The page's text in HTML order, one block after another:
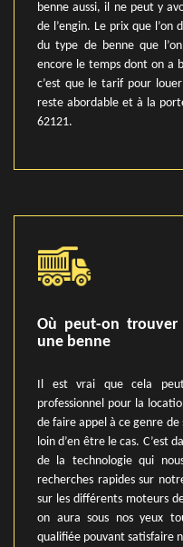
benne aussi, il ne peut y
de l’engin. Le prix que l’on
du type de benne que
encore le temps dont on a
c’est que le tarif pour
reste abordable et à la
62121.
Où peut-on
une benne
Il est vrai que cela
professionnel pour la
de faire appel à ce genre de
loin d’en être le cas. C’est
de la technologie qui
recherches rapides sur
sur les différents moteurs
on aura sous nos yeux
qualifiée pouvant satisfaire